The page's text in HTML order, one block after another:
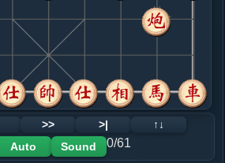
红+4
马六进七
红+11
砲８进３
红+0
仕六进五
红+0
黑+1
红+0
黑+9
炮六平七
>> >|
↑↓
Auto Sound 0/61